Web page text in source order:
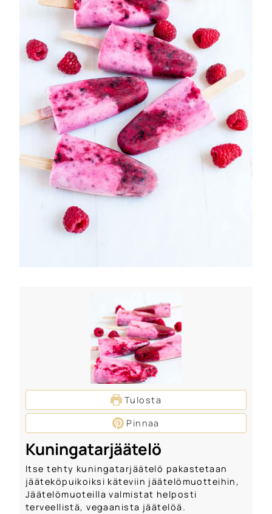
Tulosta
Pinnaa
Kuningatarjäätelö
Itse tehty kuningatarjäätelö pakastetaan
jääteköpuikoiksi käteviin jäätelömuotteihin,
Jäätelömuoteilla valmistat helposti
terveellistä, vegaanista jäätelöä.